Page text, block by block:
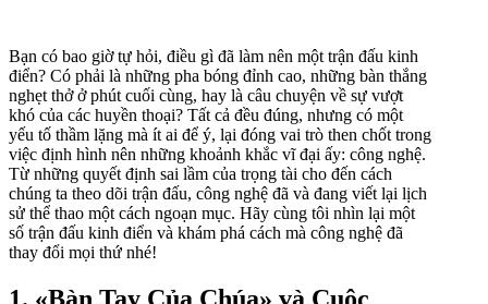
Bạn có bao giờ tự hỏi, điều gì đã làm nên một trận đấu kinh
điển? Có phải là những pha bóng đỉnh cao, những bàn thắng
nghẹt thở ở phút cuối cùng, hay là câu chuyện về sự vượt
khó của các huyền thoại? Tất cả đều đúng, nhưng có một
yếu tố thầm lặng mà ít ai để ý, lại đóng vai trò then chốt trong
việc định hình nên những khoảnh khắc vĩ đại ấy: công nghệ.
Từ những quyết định sai lầm của trọng tài cho đến cách
chúng ta theo dõi trận đấu, công nghệ đã và đang viết lại lịch
sử thể thao một cách ngoạn mục. Hãy cùng tôi nhìn lại một
số trận đấu kinh điển và khám phá cách mà công nghệ đã
thay đổi mọi thứ nhé!
1. «Bàn Tay Của Chúa» và Cuộc